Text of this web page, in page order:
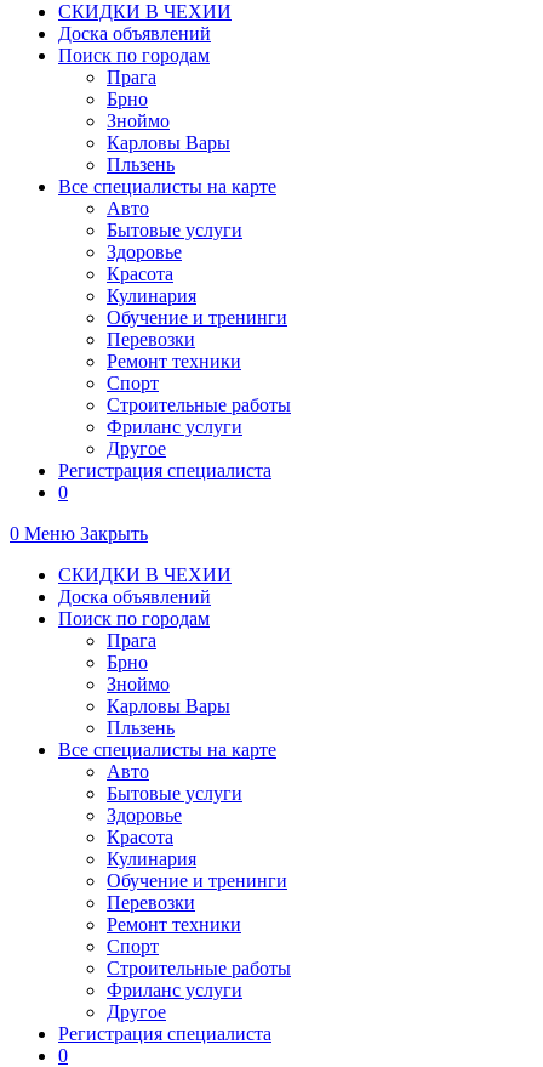
СКИДКИ В ЧЕХИИ
Доска объявлений
Поиск по городам
Прага
Брно
Зноймо
Карловы Вары
Пльзень
Все специалисты на карте
Авто
Бытовые услуги
Здоровье
Красота
Кулинария
Обучение и тренинги
Перевозки
Ремонт техники
Спорт
Строительные работы
Фриланс услуги
Другое
Регистрация специалиста
0
0 Меню Закрыть
СКИДКИ В ЧЕХИИ
Доска объявлений
Поиск по городам
Прага
Брно
Зноймо
Карловы Вары
Пльзень
Все специалисты на карте
Авто
Бытовые услуги
Здоровье
Красота
Кулинария
Обучение и тренинги
Перевозки
Ремонт техники
Спорт
Строительные работы
Фриланс услуги
Другое
Регистрация специалиста
0